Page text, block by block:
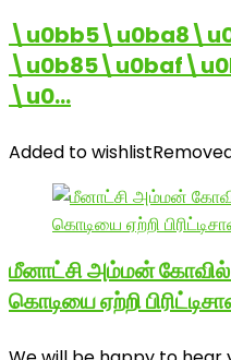
\u0…
Added to wishlist
மீனாட்சி அம்மன் கோவில்
கொடியை ஏற்றி